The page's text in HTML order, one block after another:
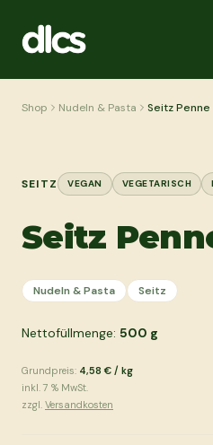
Shop Nudeln & Pasta Seitz
SEITZ VEGAN VEGETARISCH
Seitz
Nudeln & Pasta Seitz
Nettofüllmenge: 500 g
Grundpreis: 4,58 € / kg
inkl. 7 % MwSt.
zzgl. Versandkosten